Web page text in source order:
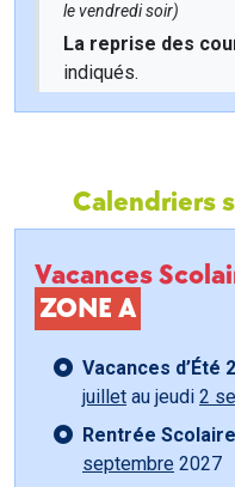
le vendredi soir)
La reprise des
indiqués.
Calendriers
Vacances
ZONE A
Vacances d’Été
juillet au jeudi 2
Rentrée
septembre 2027